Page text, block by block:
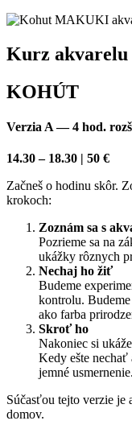
Kurz akvarelu
KOHÚT
Verzia A — 4 hod.
14.30 – 18.30 | 50 €
Začneš o hodinu skôr.
krokoch:
Zoznám sa s
Pozrieme sa na
ukážky rôznych
Nechaj ho žiť
Budeme
kontrolu.
ako farba
Skroť ho
Nakoniec si
Kedy ešte
jemné usmernenie.
Súčasťou tejto verzie je
domov.